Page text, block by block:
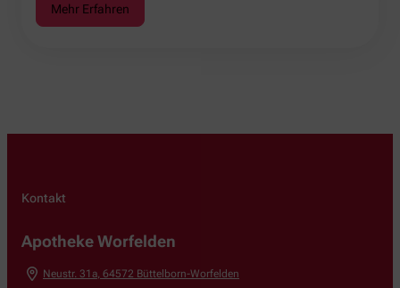
Mehr Erfahren
Kontakt
Apotheke Worfelden
Neustr. 31a, 64572 Büttelborn-Worfelden